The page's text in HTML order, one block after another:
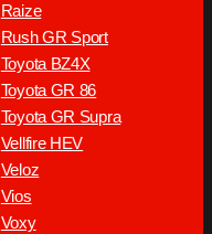
Raize
Rush GR Sport
Toyota BZ4X
Toyota GR 86
Toyota GR Supra
Vellfire HEV
Veloz
Vios
Voxy